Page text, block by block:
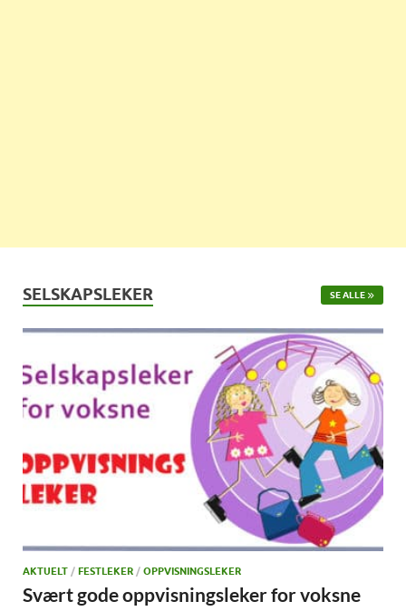
SELSKAPSLEKER SE ALLE
AKTUELT / FESTLEKER / OPPVISNINGSLEKER
Svært gode oppvisningsleker for voksne